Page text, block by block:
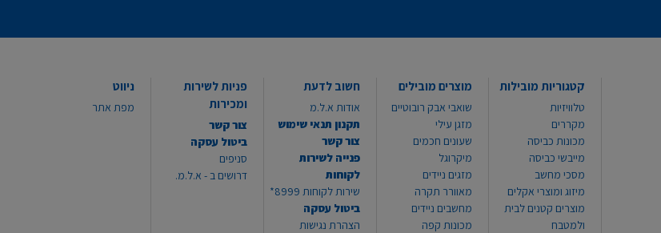
קטגוריות מובילות
טלוויזיות
מקררים
מכונות כביסה
מייבשי כביסה
מסכי מחשב
מיזוג ומוצרי אקלים
מוצרים קטנים לבית
ולמטבח
מוצרים מובילים
שואבי אבק רובוטיים
מזגן עילי
שעונים חכמים
מיקרוגל
מזגים ניידים
מאוורר תקרה
מחשבים ניידים
מכונות קפה
חשוב לדעת
אודות א.ל.מ
תקנון תנאי שימוש
צור קשר
פנייה לשירות
לקוחות
שירות לקוחות 8999*
ביטול עסקה
הצהרת נגישות
פניות לשירות
ומכירות
צור קשר
ביטול עסקה
סניפים
דרושים ב - א.ל.מ.
ניווט
מפת אתר